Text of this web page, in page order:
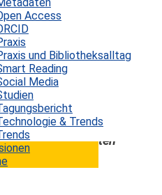
Access
und Bibliotheksalltag
Reading
Media
& Trends
„Digitale Zukunft
Inspirationen für
zeigt, dass 71%
sind, der Einzelhandel
Viele Kunden
Staus, mangelnder
Warteschlangen;
Einkaufstüten